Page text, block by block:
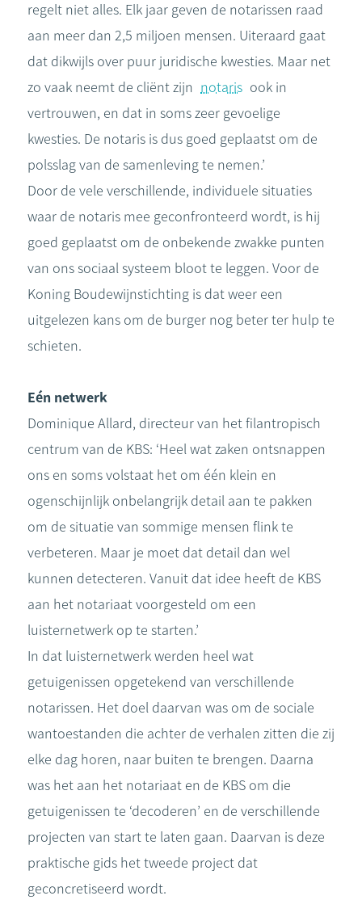
regelt niet alles. Elk jaar geven de notarissen raad
aan meer dan 2,5 miljoen mensen. Uiteraard gaat
dat dikwijls over puur juridische kwesties. Maar net
zo vaak neemt de cliënt zijn notaris ook in
vertrouwen, en dat in soms zeer gevoelige
kwesties. De notaris is dus goed geplaatst om de
polsslag van de samenleving te nemen.’
Door de vele verschillende, individuele situaties
waar de notaris mee geconfronteerd wordt, is hij
goed geplaatst om de onbekende zwakke punten
van ons sociaal systeem bloot te leggen. Voor de
Koning Boudewijnstichting is dat weer een
uitgelezen kans om de burger nog beter ter hulp te
schieten.
Eén netwerk
Dominique Allard, directeur van het filantropisch
centrum van de KBS: ‘Heel wat zaken ontsnappen
ons en soms volstaat het om één klein en
ogenschijnlijk onbelangrijk detail aan te pakken
om de situatie van sommige mensen flink te
verbeteren. Maar je moet dat detail dan wel
kunnen detecteren. Vanuit dat idee heeft de KBS
aan het notariaat voorgesteld om een
luisternetwerk op te starten.’
In dat luisternetwerk werden heel wat
getuigenissen opgetekend van verschillende
notarissen. Het doel daarvan was om de sociale
wantoestanden die achter de verhalen zitten die zij
elke dag horen, naar buiten te brengen. Daarna
was het aan het notariaat en de KBS om die
getuigenissen te ‘decoderen’ en de verschillende
projecten van start te laten gaan. Daarvan is deze
praktische gids het tweede project dat
geconcretiseerd wordt.